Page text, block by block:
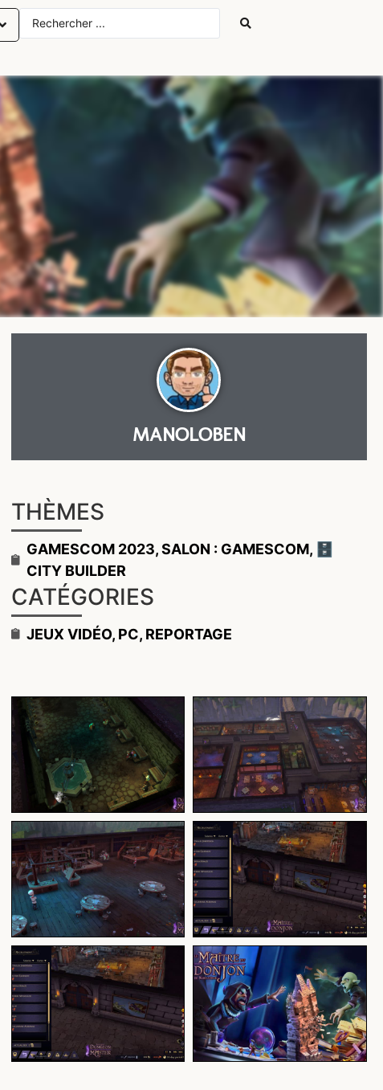
MANOLOBEN
THÈMES
GAMESCOM 2023,SALON : GAMESCOM,
🗄️
CITY BUILDER
CATÉGORIES
JEUX VIDÉO, PC, REPORTAGE